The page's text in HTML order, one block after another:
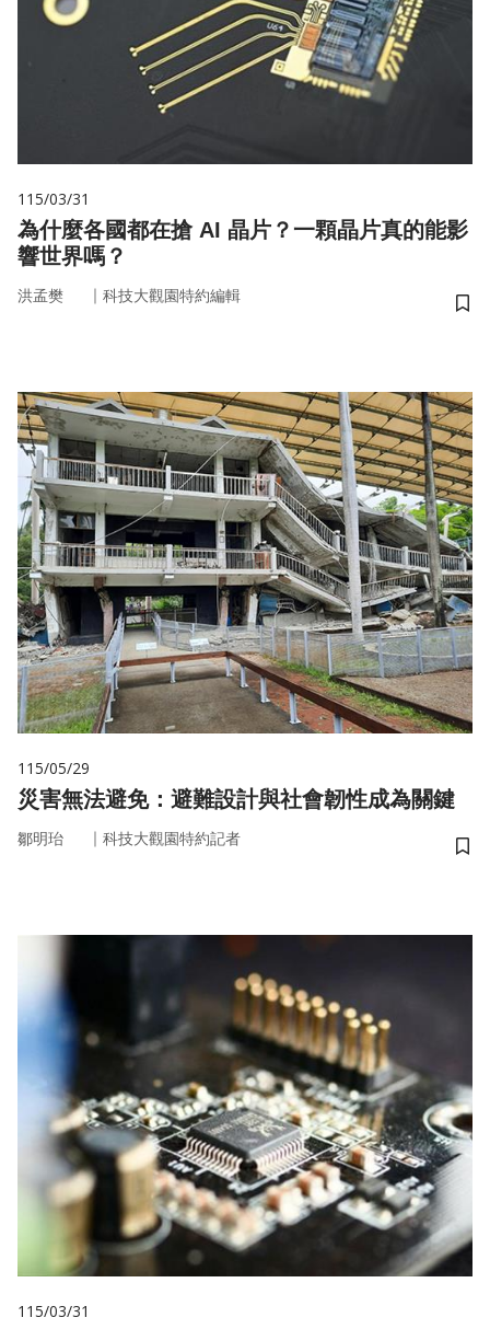
115/03/31
為什麼各國都在搶 AI 晶片？一顆晶片真的能影
響世界嗎？
洪孟樊 ｜ 科技大觀園特約編輯
儲
115/05/29
災害無法避免：避難設計與社會韌性成為關鍵
鄒明珆 ｜ 科技大觀園特約記者
儲
115/03/31